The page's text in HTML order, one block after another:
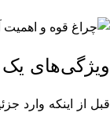
ویژگی‌های